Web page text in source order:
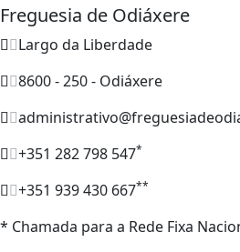
Freguesia de Odiáxere
Largo da Liberdade
8600 - 250 - Odiáxere
+351 282 798 547*
+351 939 430 667**
* Chamada para a Rede Fixa